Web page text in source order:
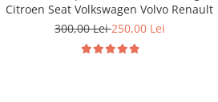
Citroen Seat Volkswagen Volvo Renault
300,00 Lei250,00 Lei